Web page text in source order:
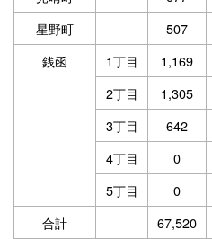
星野町
507
銭函
1丁目 1,169
2丁目
1,305
3丁目
642
4丁目
0
5丁目
0
合計
67,520